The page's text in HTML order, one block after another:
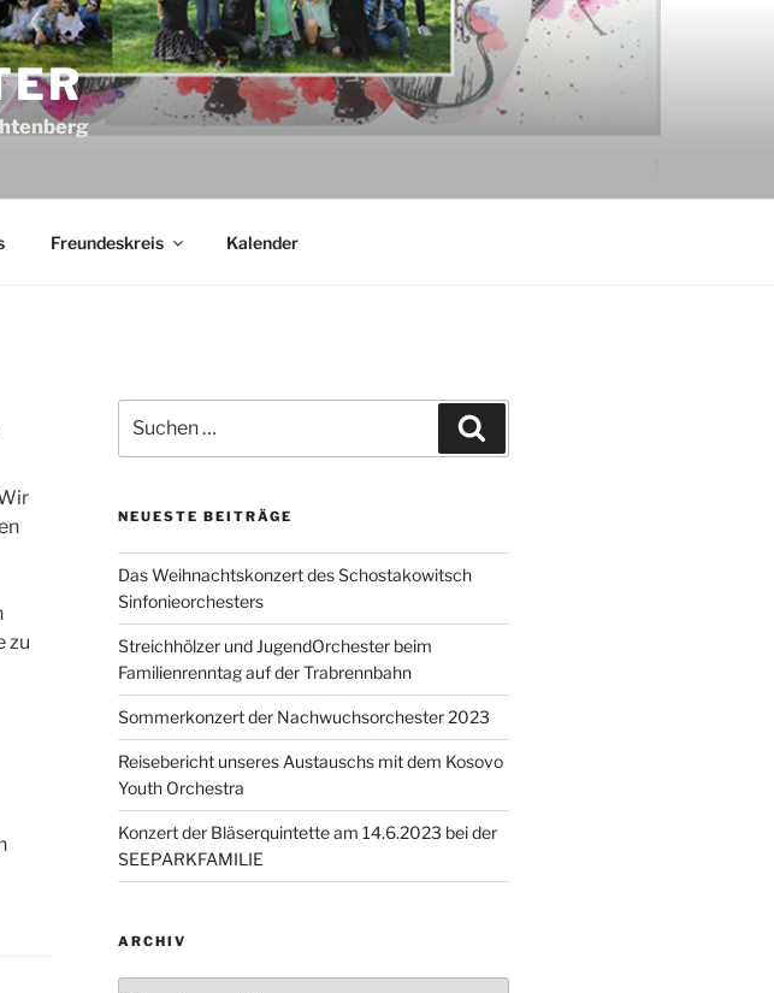
Freundeskreis Kalender
zu
nach:
NEUESTE BEITRÄGE
Das Weihnachtskonzert des Schostakowitsch
Sinfonieorchesters
Streichhölzer und JugendOrchester beim
Familienrenntag auf der Trabrennbahn
Sommerkonzert der Nachwuchsorchester 2023
Reisebericht unseres Austauschs mit dem Kosovo
Youth Orchestra
Konzert der Bläserquintette am 14.6.2023 bei der
SEEPARKFAMILIE
ARCHIV